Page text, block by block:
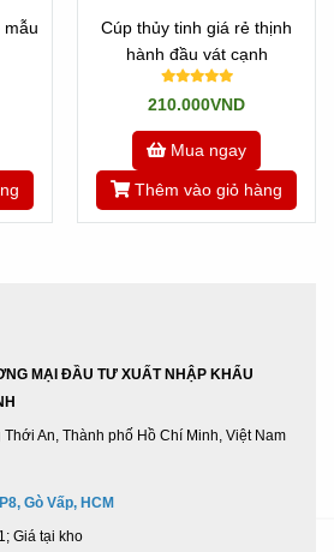
mẫu
Cúp thủy tinh giá rẻ thịnh
hành đầu vát cạnh
210.000VND
Mua ngay
Thêm vào giỏ hàng
MẠI ĐẦU TƯ XUẤT NHẬP KHẨU
An, Thành phố Hồ Chí Minh, Việt Nam
Gò Vấp, HCM
Giá tại kho